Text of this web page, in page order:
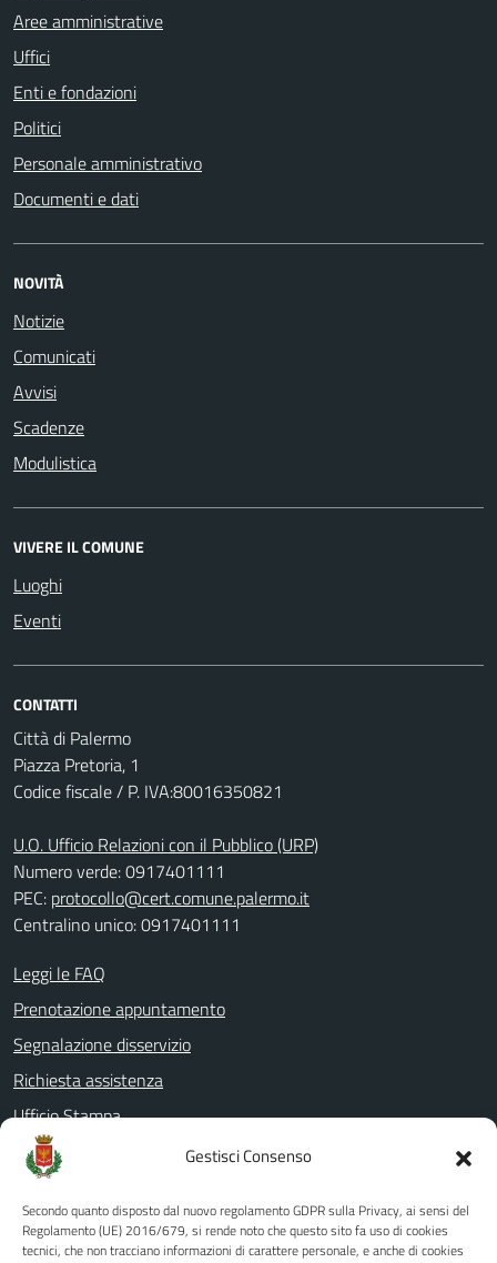
Gestisci Consenso
Secondo quanto disposto dal nuovo regolamento GDPR sulla Privacy, ai sensi del
Regolamento (UE) 2016/679, si rende noto che questo sito fa uso di cookies
tecnici, che non tracciano informazioni di carattere personale, e anche di cookies
Aree amministrative
Uffici
Enti e fondazioni
Politici
Personale amministrativo
Documenti e dati
NOVITÀ
Notizie
Comunicati
Avvisi
Scadenze
Modulistica
VIVERE IL COMUNE
Luoghi
Eventi
CONTATTI
Città di Palermo
Piazza Pretoria, 1
Codice fiscale / P. IVA:80016350821
U.O. Ufficio Relazioni con il Pubblico (URP)
Numero verde: 0917401111
PEC: protocollo@cert.comune.palermo.it
Centralino unico: 0917401111
Leggi le FAQ
Prenotazione appuntamento
Segnalazione disservizio
Richiesta assistenza
Ufficio Stampa
Amministrazione Trasparente
Albo pretorio
Informativa privacy
Note legali